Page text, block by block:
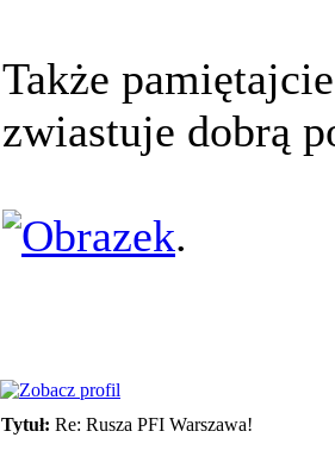
Także
zwiastuje dobrą
.
Tytuł: Re: Rusza PFI Warszawa!